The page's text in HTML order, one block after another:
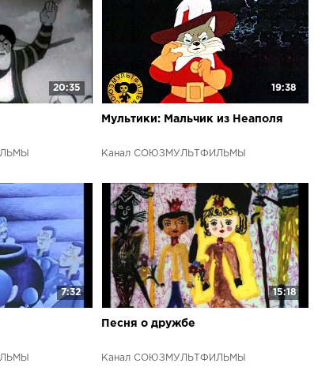
20:35 19:38
Мультики: Мальчик из Неаполя
Канал СОЮЗМУЛЬТФИЛЬМЫ
7:32 15:18
Песня о дружбе
Канал СОЮЗМУЛЬТФИЛЬМЫ